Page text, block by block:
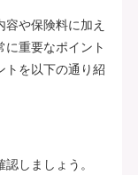
や保険料に加え
に重要なポイント
トを以下の通り紹
しましょう。